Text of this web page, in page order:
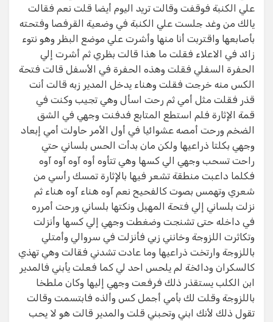
علي الكنبة فوقفت وقالت تريد اليوم أيضا قلت نعم فقالت
يالك من وغد جلست علي الكنبة في وضعية القرفصا وفتحته
بأصابعها واقتربت أنا منها وأشرت علي موضع البظر وهو نتوء
زائد في الاعلاء فقلت ما هذا قالت بظري ثم أشرت إلي
الحفرة السفلي فقلت وهذه الحفرة في الأسفل قالت فتحة
الكس منه خرجت فقلت وهناء يدخل المدير زبه قالت أنت
قذر فقلت مثل أمي ثم رحت اسأل وهي تجيب وكنت في
قمة الإثارة فلم استطع المتابع فدفنت وجهي في الشق
الضخم ورحت أمصه عشوائيا في أول الأمر حاولت أمي إبعاد
وجهي بكلتا ذراعيها ولكن مان بدأت الحس بلساني حتي
راحت تسحب وجهي الي كسها وهي تتأوه أوه آوه آوه آوه
فكلما داعبت منطقة تشعر فيها بالإثارة تمسك رأسي من
شعري وتهمس بصوت كالفحيح نعم آوه هناء آوه هناء ثم
نزلت بلساني إلي فتحة المهبل ونكتها بلساني ورحت أمرره
في داخله حتى تشنجت وضغطت وجهي إلي كسها وأنزلت
وتكاثرت اللزوجة وخانني زبي فأنزلت في سروالي وأمتلي
باللزوجة وارتخت ذراعيها وما عادت تشدني فقالت وهي تهذي
كالسكران ودائخة لم يلحس احد لي كما فعلت يأبني فالمدير
ابن الكلب يستقذر ذلك فرفعت وجهي إليها وكان ملطخا
باللزوجة وقلت لك بأمي أجمل كس وألذه فابتسمت وقالت
تقول ذلك لأنك ابني وتحبني قلت والمدير قالت هو لا يحب